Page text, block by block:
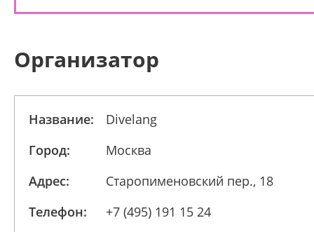
Организатор
Название:
Divelang
Город:
Москва
Адрес:
Старопименовский пер., 18
Телефон:
+7 (495) 191 15 24